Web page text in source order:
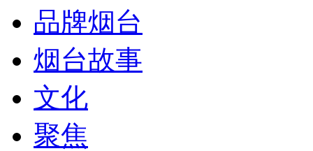
品牌烟台
烟台故事
文化
聚焦